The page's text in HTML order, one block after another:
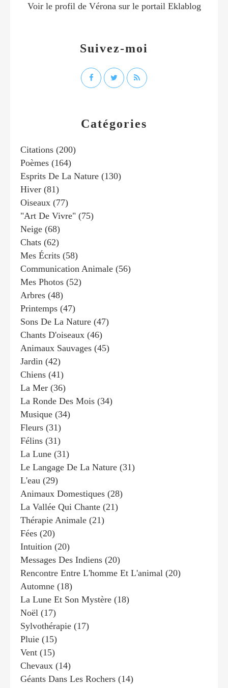
Catégories
Citations (200)
Poèmes (164)
Esprits De La Nature (130)
Hiver (81)
Oiseaux (77)
"art De Vivre" (75)
Neige (68)
Chats (62)
Mes Écrits (58)
Communication Animale (56)
Mes Photos (52)
Arbres (48)
Printemps (47)
Sons De La Nature (47)
Chants D'oiseaux (46)
Animaux Sauvages (45)
Jardin (42)
Chiens (41)
La Mer (36)
La Ronde Des Mois (34)
Musique (34)
Fleurs (31)
Félins (31)
La Lune (31)
Le Langage De La Nature (31)
L'eau (29)
Animaux Domestiques (28)
La Vallée Qui Chante (21)
Thérapie Animale (21)
Fées (20)
Intuition (20)
Messages Des Indiens (20)
Rencontre Entre L'homme Et L'animal (20)
Automne (18)
La Lune Et Son Mystère (18)
Noël (17)
Sylvothérapie (17)
Pluie (15)
Vent (15)
Chevaux (14)
Géants Dans Les Rochers (14)
Suivez-moi
Voir le profil de Vérona sur le portail Eklablog